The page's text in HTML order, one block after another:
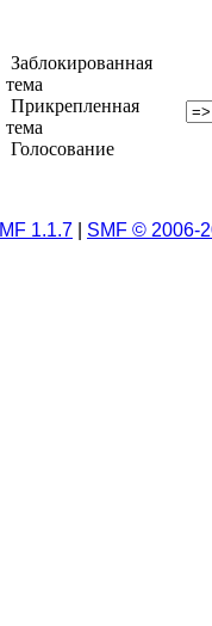
Заблокированная
тема
Прикрепленная
тема
Голосование
1.1.7 SMF © 2006-